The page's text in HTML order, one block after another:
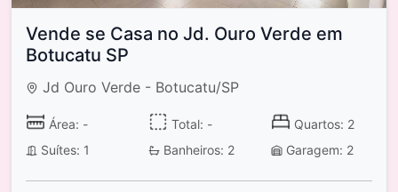
Vende se Casa no Jd. Ouro Verde em
Botucatu SP
Jd Ouro Verde - Botucatu/SP
Área: - Total: -
Quartos: 2
Suítes: 1
Banheiros: 2 Garagem: 2